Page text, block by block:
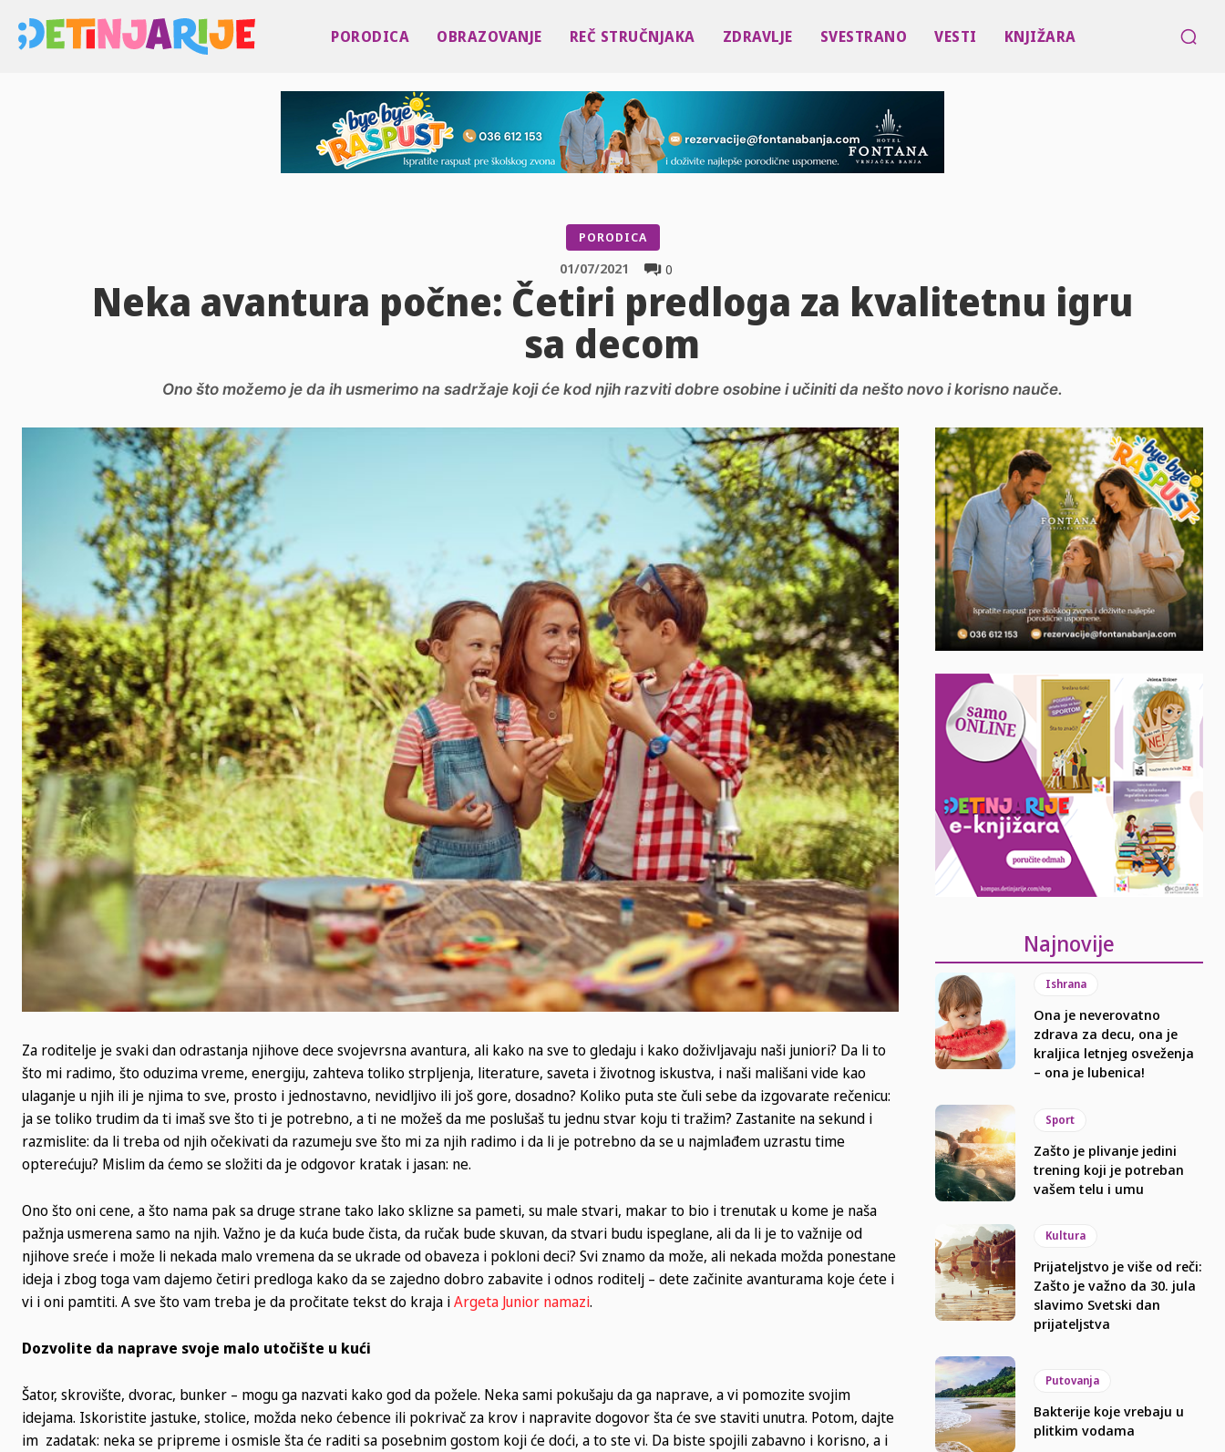
PORODICA OBRAZOVANJE REČ STRUČNJAKA ZDRAVLJE SVESTRANO VESTI KNJIŽARA
PORODICA
0
01/07/2021
Neka avantura počne: Četiri predloga za kvalitetnu igru
sa decom
Ono što možemo je da ih usmerimo na sadržaje koji će kod njih razviti dobre osobine i učiniti da nešto novo i korisno nauče.
Za roditelje je svaki dan odrastanja njihove dece svojevrsna avantura, ali kako na sve to gledaju i kako doživljavaju naši juniori? Da li to
što mi radimo, što oduzima vreme, energiju, zahteva toliko strpljenja, literature, saveta i životnog iskustva, i naši mališani vide kao
ulaganje u njih ili je njima to sve, prosto i jednostavno, nevidljivo ili još gore, dosadno? Koliko puta ste čuli sebe da izgovarate rečenicu:
ja se toliko trudim da ti imaš sve što ti je potrebno, a ti ne možeš da me poslušaš tu jednu stvar koju ti tražim? Zastanite na sekund i
razmislite: da li treba od njih očekivati da razumeju sve što mi za njih radimo i da li je potrebno da se u najmlađem uzrastu time
opterećuju? Mislim da ćemo se složiti da je odgovor kratak i jasan: ne.
Ono što oni cene, a što nama pak sa druge strane tako lako sklizne sa pameti, su male stvari, makar to bio i trenutak u kome je naša
pažnja usmerena samo na njih. Važno je da kuća bude čista, da ručak bude skuvan, da stvari budu ispeglane, ali da li je to važnije od
njihove sreće i može li nekada malo vremena da se ukrade od obaveza i pokloni deci? Svi znamo da može, ali nekada možda ponestane
ideja i zbog toga vam dajemo četiri predloga kako da se zajedno dobro zabavite i odnos roditelj – dete začinite avanturama koje ćete i
vi i oni pamtiti. A sve što vam treba je da pročitate tekst do kraja iArgeta Junior namazi.
Dozvolite da naprave svoje malo utočište u kući
Šator, skrovište, dvorac, bunker – mogu ga nazvati kako god da požele. Neka sami pokušaju da ga naprave, a vi pomozite svojim
idejama. Iskoristite jastuke, stolice, možda neko ćebence ili pokrivač za krov i napravite dogovor šta će sve staviti unutra. Potom, dajte
im zadatak: neka se pripreme i osmisle šta će raditi sa posebnim gostom koji će doći, a to ste vi. Da biste spojili zabavno i korisno, a i
Najnovije
Ishrana
Ona je neverovatno
zdrava za decu, ona je
kraljica letnjeg osveženja
– ona je lubenica!
Sport
Zašto je plivanje jedini
trening koji je potreban
vašem telu i umu
Kultura
Prijateljstvo je više od reči:
Zašto je važno da 30. jula
slavimo Svetski dan
prijateljstva
Putovanja
Bakterije koje vrebaju u
plitkim vodama